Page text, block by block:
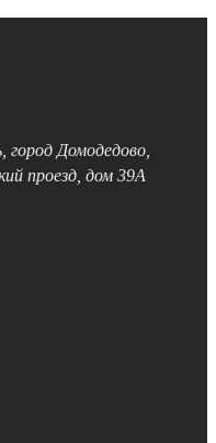
город Домодедово
проезд, дом 39А